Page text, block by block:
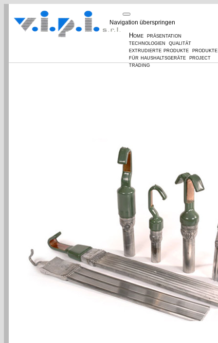
Navigation überspringen
Home präsentation
technologien qualität
extrudierte produkte produkte
für haushaltsgeräte project
trading